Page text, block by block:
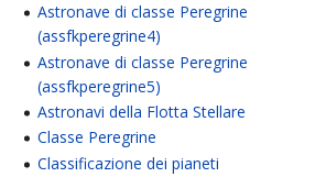
Astronave di classe Peregrine
(assfkperegrine4)
Astronave di classe Peregrine
(assfkperegrine5)
Astronavi della Flotta Stellare
Classe Peregrine
Classificazione dei pianeti